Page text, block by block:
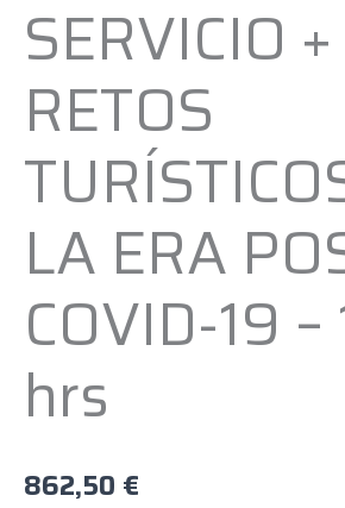
SERVICIO +
RETOS
LA ERA
COVID-19 –
hrs
862,50 €
+
TURÍSTICOS
POST
19
115
hrs